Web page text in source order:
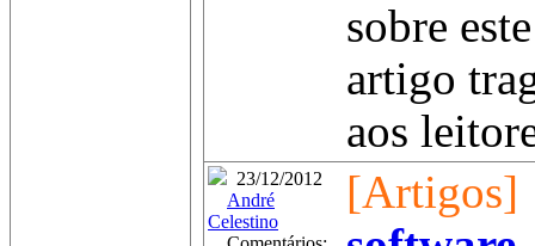
sobre
artigo
aos
23/12/2012
André
Celestino
[Artigos]